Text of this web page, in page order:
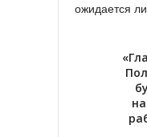
ожидается